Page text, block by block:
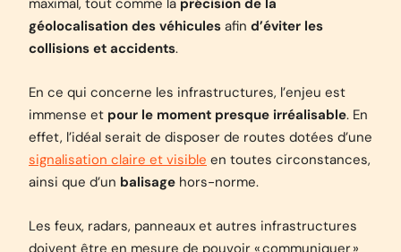
maximal, tout comme la précision de la
géolocalisation des véhicules afin d’éviter les
collisions et accidents.
En ce qui concerne les infrastructures, l’enjeu est
immense et pour le moment presque irréalisable. En
effet, l’idéal serait de disposer de routes dotées d’une
signalisation claire et visible en toutes circonstances,
ainsi que d’un balisage hors-norme.
Les feux, radars, panneaux et autres infrastructures
doivent être en mesure de pouvoir « communiquer »